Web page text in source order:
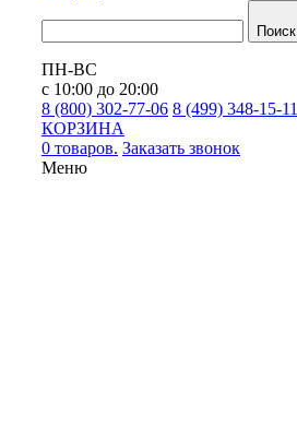
Поиск
ПН-ВС
с 10:00 до 20:00
8 (800) 302-77-06 8 (499) 348-15-11
КОРЗИНА
0 товаров. Заказать звонок
Меню